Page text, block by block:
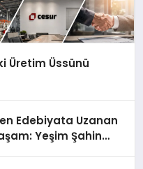
Üretim Üssünü
Edebiyata Uzanan
Yeşim Şahin